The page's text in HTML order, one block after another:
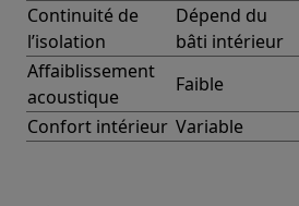
Continuité de
l’isolation
Dépend du
bâti intérieur
Affaiblissement
acoustique
Faible
Confort intérieur Variable